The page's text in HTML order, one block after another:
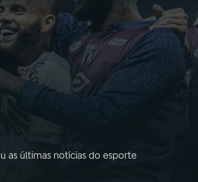
as últimas notícias do esporte